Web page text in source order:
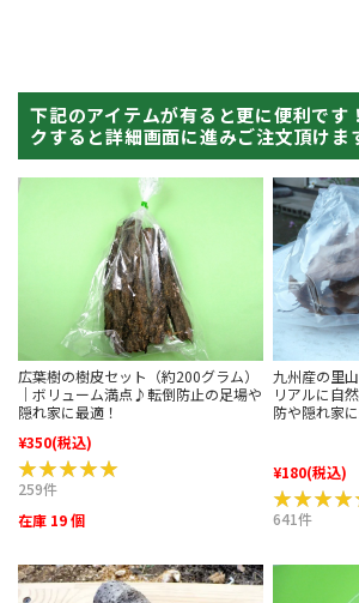
下記のアイテムが有ると更に便利です
クすると詳細画面に進みご注文頂けま
広葉樹の樹皮セット（約200グラム）
｜ボリューム満点♪転倒防止の足場や
隠れ家に最適！
¥350(税込)
★★★★★
★★★★★
259件
在庫 19 個
九州産の里
リアルに自
防や隠れ家
¥180(税込)
641件